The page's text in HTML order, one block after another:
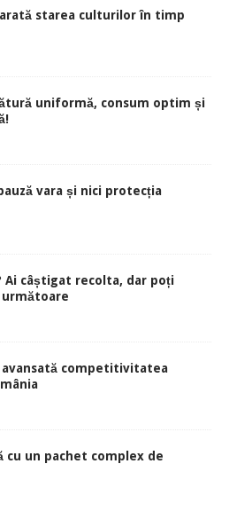
starea culturilor în timp
uniformă, consum optim și
vara și nici protecția
Ai câștigat recolta, dar poți
avansată competitivitatea
cu un pachet complex de